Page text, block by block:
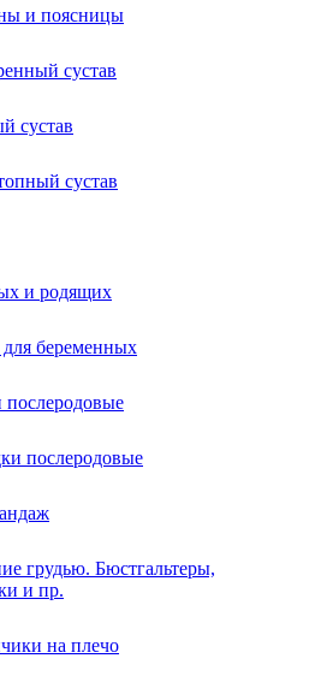
и поясницы
сустав
сустав
сустав
и родящих
беременных
послеродовые
грудью. Бюстгальтеры,
и пр.
на плечо